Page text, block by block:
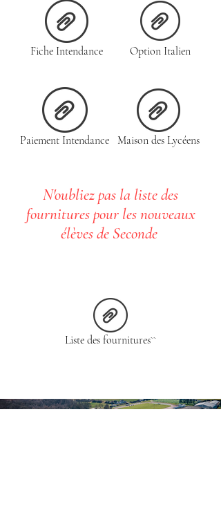
Fiche Intendance
Paiement Intendance
Option Italien
Maison des Lycéens
N'oubliez pas la liste des
fournitures pour les nouveaux
élèves de Seconde
Liste des fournitures``